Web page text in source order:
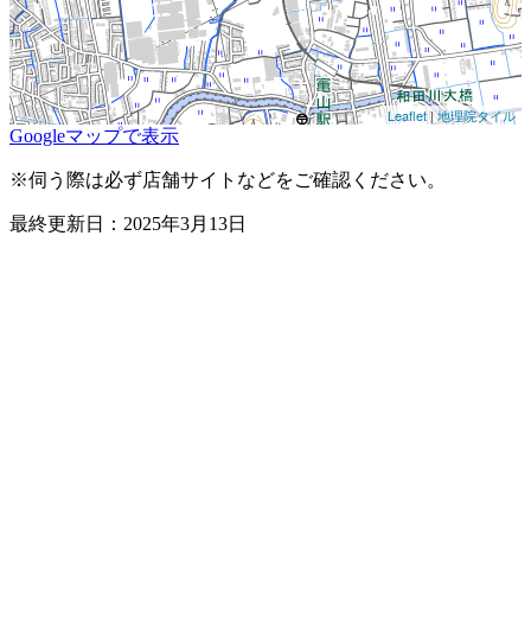
Leaflet|地理院タイル
Googleマップで表示
※伺う際は必ず店舗サイトなどをご確認ください。
最終更新日：2025年3月13日